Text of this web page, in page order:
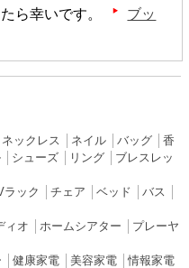
ら幸いです。
ブッ
ネックレス ネイル│ バッグ│ 香
│ シューズ│ リング│ ブレスレッ
ラック チェア ベッド バス
ィオ ホームシアター
プレーヤ
健康家電│ 美容家電│情報家電